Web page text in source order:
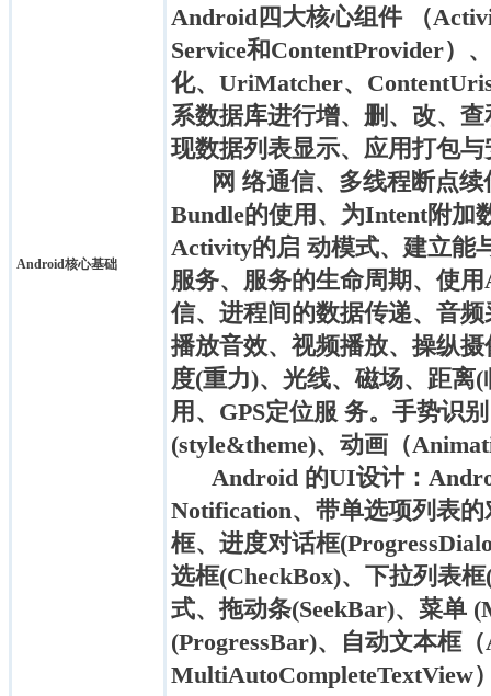
Android核心基础
Android四大核心组件 （
Service和ContentProvider）
化、UriMatcher、
系数据库进行增、删、改、
现数据列表显示、应用打包与
网 络通信、多线程断点
Bundle的使用、为Intent附加
Activity的启 动模式、建立能
服务、服务的生命周期、使
信、进程间的数据传递、音
播放音效、视频播放、操纵
度(重力)、光线、磁场、距离
用、GPS定位服 务。手势识
(style&theme)、动画（
Android 的UI设计：
Notification、带单选项列表
框、进度对话框
选框(CheckBox)、下拉列表
式、拖动条(SeekBar)、菜单
(ProgressBar)、自动文本框
MultiAutoCompleteTextView